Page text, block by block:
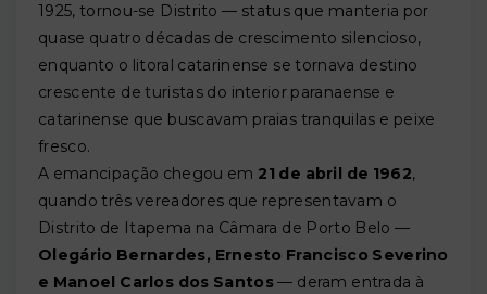
1925, tornou-se Distrito — status que manteria por
quase quatro décadas de crescimento silencioso,
enquanto o litoral catarinense se tornava destino
crescente de turistas do interior paranaense e
catarinense que buscavam praias tranquilas e peixe
fresco.
A emancipação chegou em 21 de abril de 1962,
quando três vereadores que representavam o
Distrito de Itapema na Câmara de Porto Belo —
Olegário Bernardes, Ernesto Francisco Severino
e Manoel Carlos dos Santos— deram entrada à